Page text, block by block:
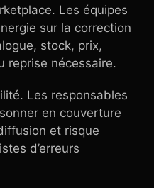
Les équipes
sur la correction
stock, prix,
reprise nécessaire.
Les responsables
en couverture
et risque
d’erreurs